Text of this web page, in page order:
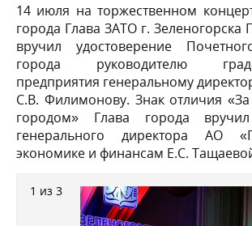
14 июля на торжественном
города Глава ЗАТО г.
вручил удостоверение
города руководителю
предприятия генеральному
С.В. Филимонову. Знак отличия «За
городом» Глава города
генерального директора АО
экономике и финансам Е.С.
1 из 3